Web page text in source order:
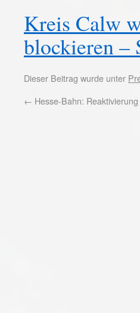
Kreis Calw
blockieren
Dieser Beitrag wurde unter
← Hesse-Bahn: